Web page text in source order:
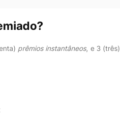
prêmios instantâneos, e 3 (três)